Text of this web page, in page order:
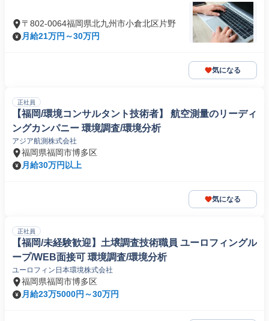
〒802-0064福岡県北九州市小倉北区片野
月給21万円～30万円
気になる
正社員
【福岡/環境コンサルタント技術者】 航空測量のリーディ
ングカンパニー 環境調査/環境分析
アジア航測株式会社
福岡県福岡市博多区
月給30万円以上
気になる
正社員
【福岡/未経験歓迎】土壌調査技術職員 ユーロフィングル
ープ/WEB面接可 環境調査/環境分析
ユーロフィン日本環境株式会社
福岡県福岡市博多区
月給23万5000円～30万円